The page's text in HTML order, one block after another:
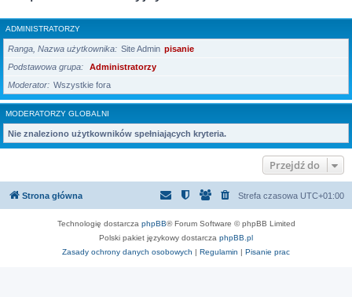
k
a
ADMINISTRATORZY
Ranga, Nazwa użytkownika Site Admin pisanie
Podstawowa grupa
Administratorzy
Moderator
Wszystkie fora
MODERATORZY GLOBALNI
Nie znaleziono użytkowników spełniających kryteria.
Przejdź do
Strona główna Strefa czasowa UTC+01:00
Technologię dostarcza phpBB® Forum Software © phpBB Limited
Polski pakiet językowy dostarcza phpBB.pl
Zasady ochrony danych osobowych | Regulamin | Pisanie prac